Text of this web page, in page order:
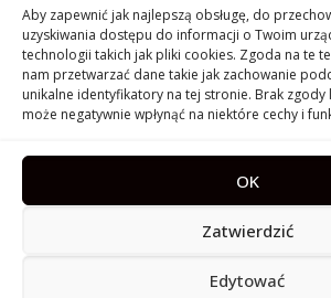
Aby zapewnić jak najlepszą obsługę, do
uzyskiwania dostępu do informacji o Twoim
technologii takich jak pliki cookies. Zgoda na te
nam przetwarzać dane takie jak zachowanie
unikalne identyfikatory na tej stronie. Brak
może negatywnie wpłynąć na niektóre cechy i
OK
Zatwierdzić
Edytować
French Avenue Vulcan: Baie vs.
wulkanu pachnie Ci bardziej?